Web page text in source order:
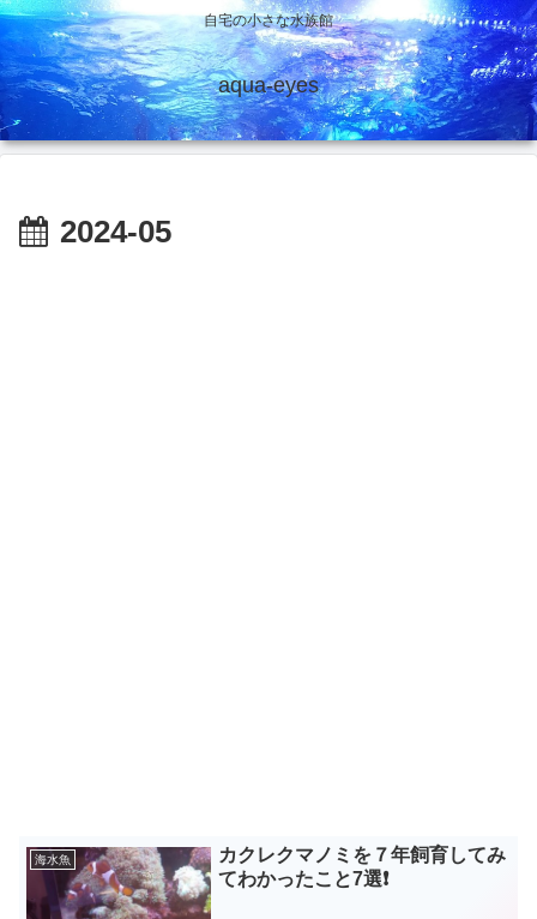
自宅の小さな水族館
aqua-eyes
2024-05
海水魚
カクレクマノミを７年飼育してみ
てわかったこと7選❗